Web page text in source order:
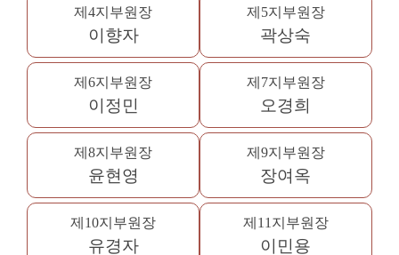
제4지부원장
이향자
제5지부원장
곽상숙
제6지부원장
이정민
제7지부원장
오경희
제8지부원장
윤현영
제9지부원장
장여옥
제10지부원장
유경자
제11지부원장
이민용